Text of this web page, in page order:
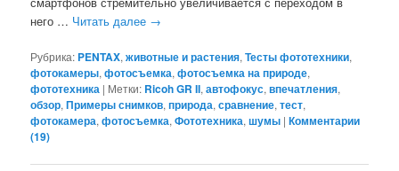
него … Читать далее →
Рубрика: PENTAX,животные и растения,Тесты фототехники,
фотокамеры,фотосъемка,фотосъемка на природе,
фототехника | Метки: Ricoh GR II,автофокус,впечатления,
обзор,Примеры снимков,природа,сравнение,тест,
фотокамера,фотосъемка,Фототехника,шумы |Комментарии
(19)